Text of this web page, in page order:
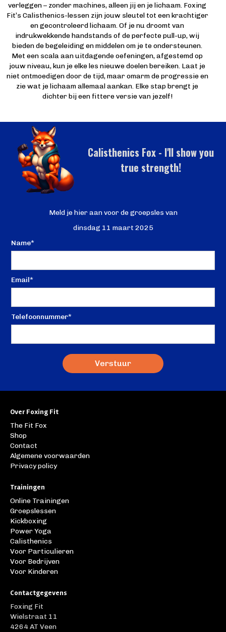
verleggen – zonder machines, alleen jij en je lichaam. Foxing
Fit’s Calisthenics-lessen zijn jouw sleutel tot een krachtiger
en gecontroleerd lichaam. Of je nu droomt van
indrukwekkende handstands of de perfecte pull-up, wij
bieden de begeleiding en middelen om je te ondersteunen.
Met een scala aan uitdagende oefeningen, afgestemd op
jouw niveau, kun je elke les nieuwe doelen bereiken. Laat je
niet ontmoedigen door de tijd, maar omarm de progressie en
zie wat je lichaam allemaal aankan. Elke stap brengt je
dichter bij een fittere versie van jezelf!
Calisthenics Fox - I'll show you
true strength!
Meld je hier aan voor de groepsles van
dinsdag 11 maart 2025
Name*
Email*
Telefoonnummer*
Over Foxing Fit
The Fit Fox
Shop
Contact
Algemene voorwaarden
Privacy policy
Trainingen
Online Trainingen
Groepslessen
Kickboxing
Power Yoga
Calisthenics
Voor Particulieren
Voor Bedrijven
Voor Kinderen
Contactgegevens
Foxing Fit
Wielstraat 11
4264 AT Veen